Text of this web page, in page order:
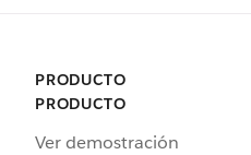
PRODUCTO
PRODUCTO
Ver demostración